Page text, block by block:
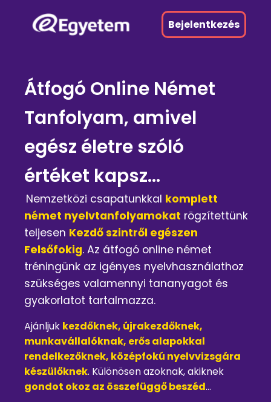
Bejelentkezés
Átfogó Online Német
Tanfolyam, amivel
egész életre szóló
értéket kapsz...
Nemzetközi csapatunkkal komplett
német nyelvtanfolyamokat rögzítettünk
teljesen Kezdő szintről egészen
Felsőfokig. Az átfogó online német
tréningünk az igényes nyelvhasználathoz
szükséges valamennyi tananyagot és
gyakorlatot tartalmazza.
Ajánljuk kezdőknek, újrakezdőknek,
munkavállalóknak, erős alapokkal
rendelkezőknek, középfokú nyelvvizsgára
készülőknek. Különösen azoknak, akiknek
gondot okoz az összefüggő beszéd…